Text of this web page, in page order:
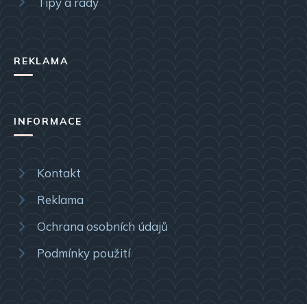
REKLAMA
INFORMACE
Kontakt
Reklama
Ochrana osobních údajů
Podmínky použití